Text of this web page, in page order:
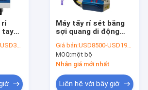
rỉ
tay
sơn
Máy tẩy rỉ sét bằng
sợi quang di động
100W chạy bằng pin
Giá bán:USD8500-USD19500
MOQ:một bộ
Nhận giá mới nhất
Liên hệ với bây giờ